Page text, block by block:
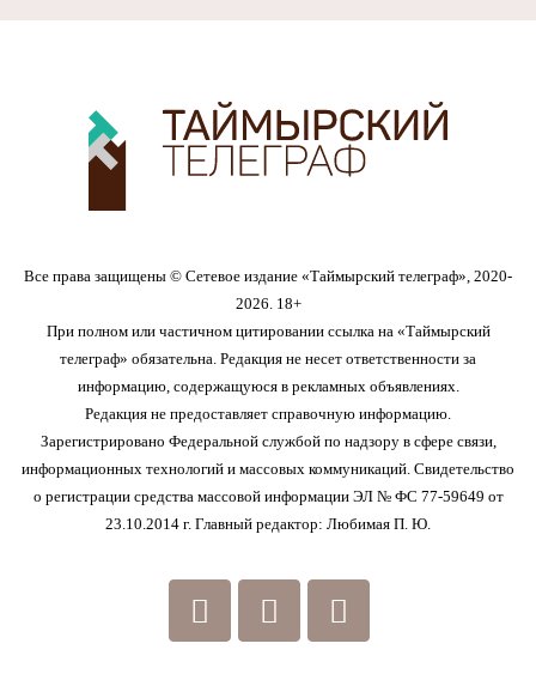
Все права защищены © Сетевое издание «Таймырский телеграф», 2020-
2026. 18+
При полном или частичном цитировании ссылка на «Таймырский
телеграф» обязательна. Редакция не несет ответственности за
информацию, содержащуюся в рекламных объявлениях.
Редакция не предоставляет справочную информацию.
Зарегистрировано Федеральной службой по надзору в сфере связи,
информационных технологий и массовых коммуникаций. Свидетельство
о регистрации средства массовой информации ЭЛ № ФС 77-59649 от
23.10.2014 г. Главный редактор: Любимая П. Ю.